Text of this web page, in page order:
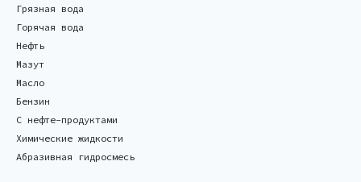
Грязная вода
Горячая вода
Нефть
Мазут
Масло
Бензин
С нефте-продуктами
Химические жидкости
Абразивная гидросмесь